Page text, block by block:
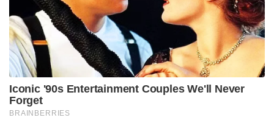
Iconic '90s Entertainment Couples We'll Never
Forget
BRAINBERRIES